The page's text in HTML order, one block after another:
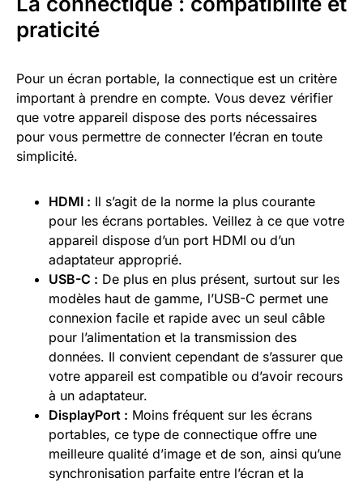
praticité
Pour un écran portable, la connectique est un critère
important à prendre en compte. Vous devez vérifier
que votre appareil dispose des ports nécessaires
pour vous permettre de connecter l’écran en toute
simplicité.
HDMI : Il s’agit de la norme la plus courante
pour les écrans portables. Veillez à ce que votre
appareil dispose d’un port HDMI ou d’un
adaptateur approprié.
USB-C : De plus en plus présent, surtout sur les
modèles haut de gamme, l’USB-C permet une
connexion facile et rapide avec un seul câble
pour l’alimentation et la transmission des
données. Il convient cependant de s’assurer que
votre appareil est compatible ou d’avoir recours
à un adaptateur.
DisplayPort : Moins fréquent sur les écrans
portables, ce type de connectique offre une
meilleure qualité d’image et de son, ainsi qu’une
synchronisation parfaite entre l’écran et la